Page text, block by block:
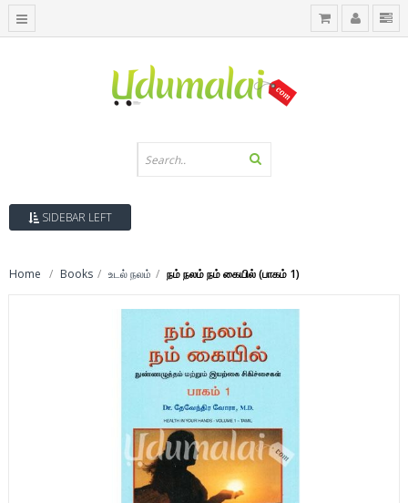
SIDEBAR LEFT
Home Books உடல் நலம் நம் நலம் நம் கையில் (பாகம் 1)